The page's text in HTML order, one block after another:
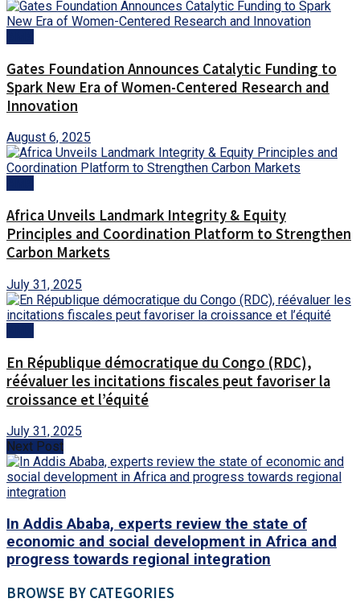
Gates Foundation Announces Catalytic Funding to
Spark New Era of Women-Centered Research and
Innovation
August 6, 2025
Africa Unveils Landmark Integrity & Equity
Principles and Coordination Platform to Strengthen
Carbon Markets
July 31, 2025
En République démocratique du Congo (RDC),
réévaluer les incitations fiscales peut favoriser la
croissance et l’équité
July 31, 2025
Next Post
In Addis Ababa, experts review the state of
economic and social development in Africa and
progress towards regional integration
BROWSE BY CATEGORIES